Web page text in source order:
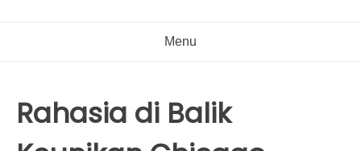
Menu
Rahasia di Balik